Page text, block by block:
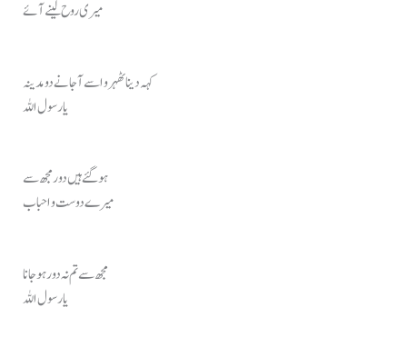
میری روح لینے آئے
کہہ دینا ٹھہرو اسے آجانے دو مدینہ
یا رسول اللہ
ہو گئے ہیں دور مجھ سے
میرے دوست و احباب
مجھ سے تم نہ دور ہو جانا
یا رسول اللہ